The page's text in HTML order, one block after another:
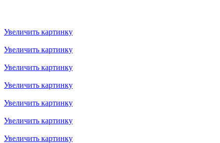
Увеличить картинку
Увеличить картинку
Увеличить картинку
Увеличить картинку
Увеличить картинку
Увеличить картинку
Увеличить картинку